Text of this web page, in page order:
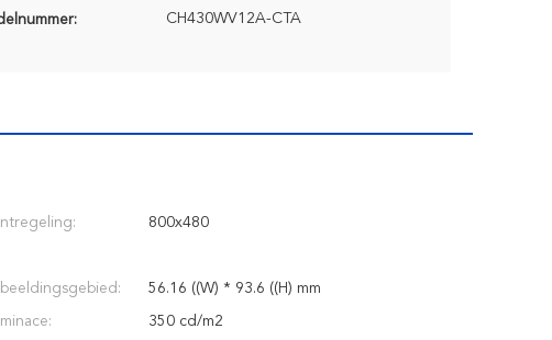
CH430WV12A-CTA
800x480
56.16 ((W) * 93.6 ((H) mm
350 cd/m2